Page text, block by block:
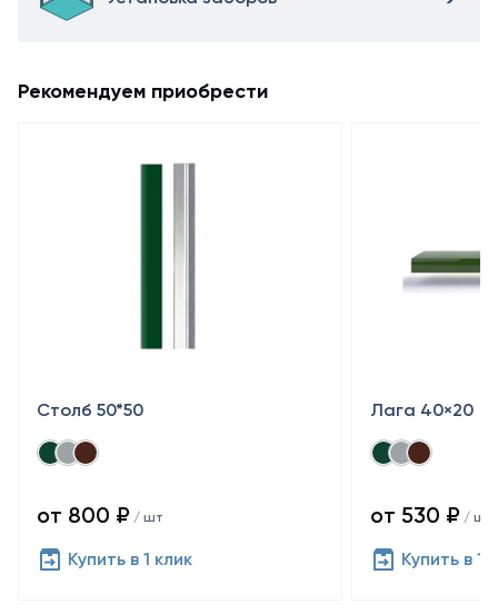
Рекомендуем приобрести
Столб 50*50
от 800 ₽ / шт
Купить в 1 клик
Лага 40×20
от 530 ₽ / шт
Купить в 1